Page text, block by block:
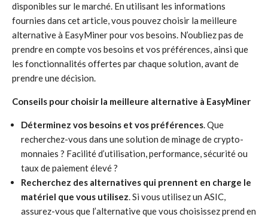
disponibles sur le marché. En utilisant les informations
fournies dans cet article, vous pouvez choisir la meilleure
alternative à EasyMiner pour vos besoins. N’oubliez pas de
prendre en compte vos besoins et vos préférences, ainsi que
les fonctionnalités offertes par chaque solution, avant de
prendre une décision.
Conseils pour choisir la meilleure alternative à EasyMiner
Déterminez vos besoins et vos préférences. Que
recherchez-vous dans une solution de minage de crypto-
monnaies ? Facilité d’utilisation, performance, sécurité ou
taux de paiement élevé ?
Recherchez des alternatives qui prennent en charge le
matériel que vous utilisez. Si vous utilisez un ASIC,
assurez-vous que l’alternative que vous choisissez prend en